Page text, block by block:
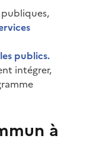
publics.
intégrer,
à